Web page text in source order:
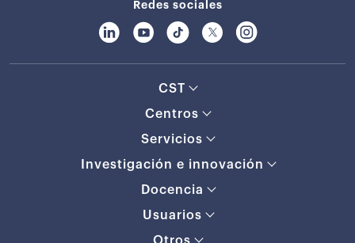
Redes sociales
CST
Centros
Servicios
Investigación e innovación
Docencia
Usuarios